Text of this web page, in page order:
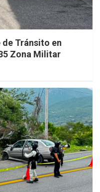
Tránsito en
Zona Militar